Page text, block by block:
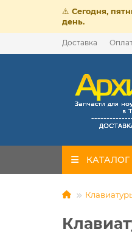
⚠️ Сегодня,
день.
Доставка
КАТАЛОГ